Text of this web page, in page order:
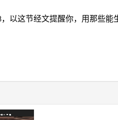
以这节经文提醒你，用那些能